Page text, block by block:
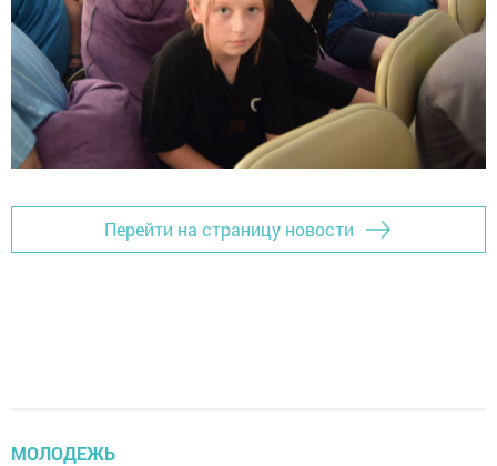
Перейти на страницу новости
МОЛОДЕЖЬ